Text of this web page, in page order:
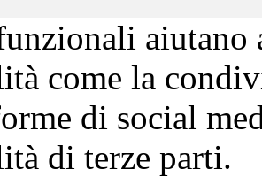
aiutano
come la
di social
di terze parti.